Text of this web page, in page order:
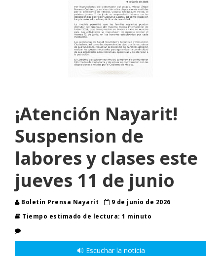
¡Atención Nayarit!
Suspension de
labores y clases este
jueves 11 de junio
Boletin Prensa Nayarit
9 de junio de 2026
Tiempo estimado de lectura: 1 minuto
🔊 Escuchar la noticia